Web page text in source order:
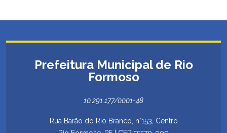
Prefeitura Municipal de Rio
Formoso
10.291.177/0001-48
Rua Barão do Rio Branco, n°153, Centro